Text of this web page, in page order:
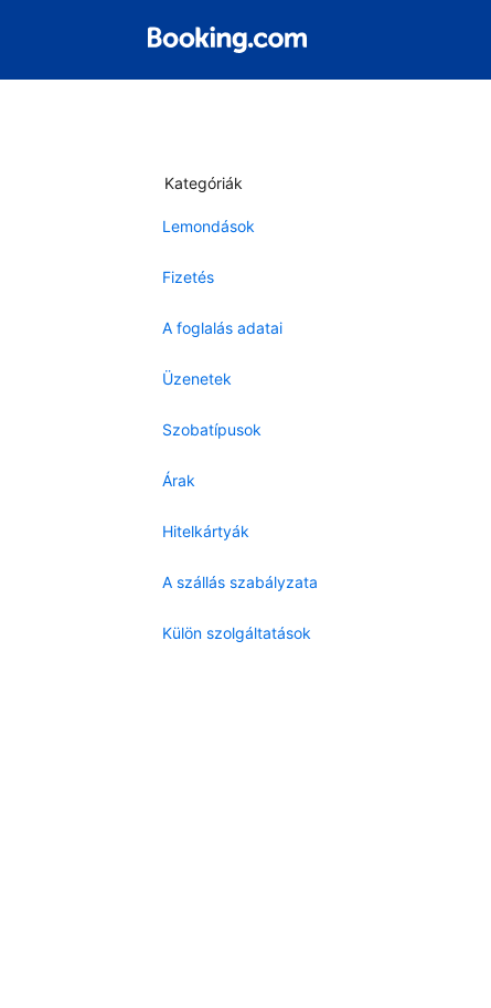
Kategóriák
Lemondások
Fizetés
A foglalás adatai
Üzenetek
Szobatípusok
Árak
Hitelkártyák
A szállás szabályzata
Külön szolgáltatások